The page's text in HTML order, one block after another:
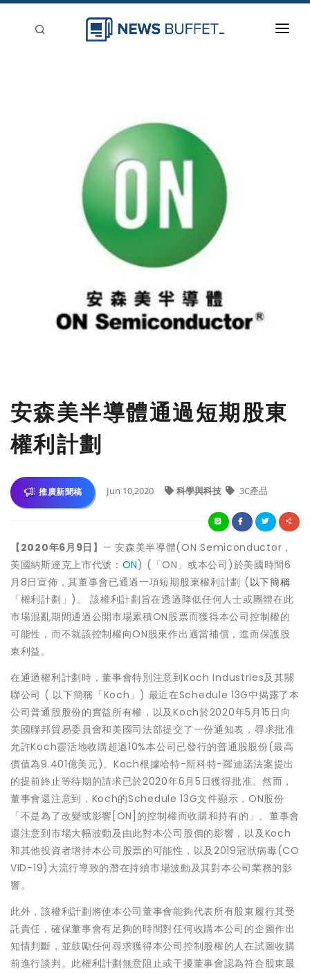
安森美半導體通過短期股東
權利計劃
推廣新聞稿 Jun 10,2020 科學與科技 3C產品
【2020年6月 9日】 — 安森美半導體(ON Semiconductor，
美國納斯達克上市代號： ON) (「ON」或本公司)於美國時間6
月8日宣佈，其董事會已通過一項短期股東權利計劃 ( 以下簡稱
「權利計劃」)。 該權利計劃旨在透過降低任何人士或團體在此
市場混亂期間通過公開市場累積ON股票而獲得本公司控制權的
可能性，而不就該控制權向ON股東作出適當補償，進而保護股
東利益。
在通過權利計劃時，董事會特別注意到Koch Industries及其關
聯公司 ( 以下簡稱「Koch」) 最近在Schedule 13G中揭露了本
公司普通股股份的實益所有權，以及Koch於2020年5月15日向
美國聯邦貿易委員會和美國司法部提交了一份通知表，尋求批准
允許Koch靈活地收購超過10%本公司已發行的普通股股份(最高
價值為9.401億美元)。Koch根據哈特-斯科特-羅迪諾法案提出
的提前終止等待期的請求已於2020年6月5日獲得批准。然而，
董事會還注意到，Koch的Schedule 13G文件顯示，ON股份
「不是為了改變或影響[ON]的控制權而收購和持有的」。董事會
還注意到市場大幅波動及由此對本公司股價的影響，以及Koch
和其他投資者增持本公司股票的可能性，以及2019冠狀病毒(CO
VID-19)大流行導致的潛在持續市場波動及其對本公司業務的影
響。
此外，該權利計劃將使本公司董事會能夠代表所有股東履行其受
託責任，確保董事會有足夠的時間對任何收購本公司的企圖作出
知情判斷，並鼓勵任何尋求獲得本公司控制股權的人在試圖收購
前進行談判。此權利計劃無意阻止或干擾董事會認為符合股東最